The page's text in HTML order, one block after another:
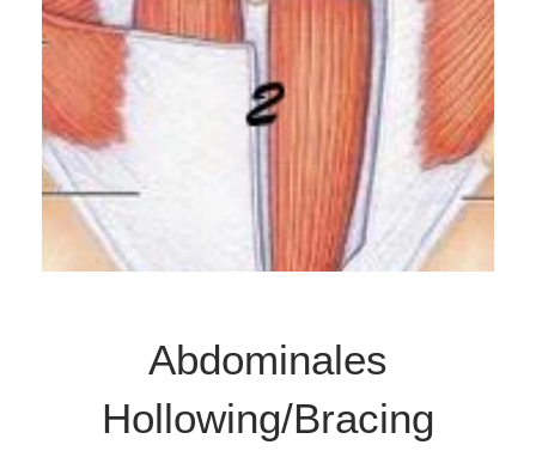
Abdominales
Hollowing/Bracing